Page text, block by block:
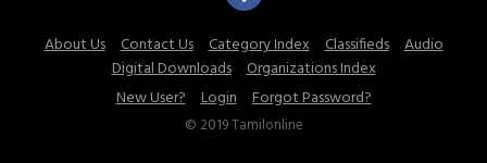
About Us Contact Us Category Index Classifieds
Audio
Digital Downloads
Organizations Index
New User?
Login Forgot Password?
© 2019 Tamilonline